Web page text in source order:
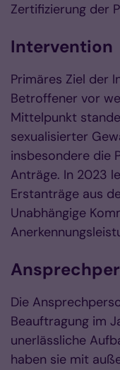
Zertifizierung der
Intervention
Primäres Ziel der
Betroffener vor
Mittelpunkt
sexualisierter
insbesondere die
Anträge. In 2023
Erstanträge aus
Unabhängige
Die
Beauftragung im
unerlässliche
haben sie mit